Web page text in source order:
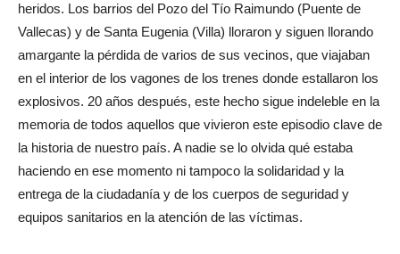
heridos. Los barrios del Pozo del Tío Raimundo (Puente de
Vallecas) y de Santa Eugenia (Villa) lloraron y siguen llorando
amargante la pérdida de varios de sus vecinos, que viajaban
en el interior de los vagones de los trenes donde estallaron los
explosivos. 20 años después, este hecho sigue indeleble en la
memoria de todos aquellos que vivieron este episodio clave de
la historia de nuestro país. A nadie se lo olvida qué estaba
haciendo en ese momento ni tampoco la solidaridad y la
entrega de la ciudadanía y de los cuerpos de seguridad y
equipos sanitarios en la atención de las víctimas.